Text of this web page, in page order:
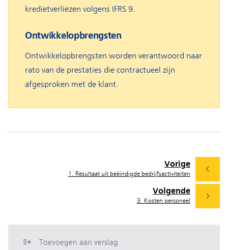
kredietverliezen volgens IFRS 9.
Ontwikkelopbrengsten
Ontwikkelopbrengsten worden verantwoord naar
rato van de prestaties die contractueel zijn
afgesproken met de klant.
Volgende
3. Kosten personeel
Vorige
1. Resultaat uit beëindigde bedrijfsactiviteiten
Toevoegen aan verslag